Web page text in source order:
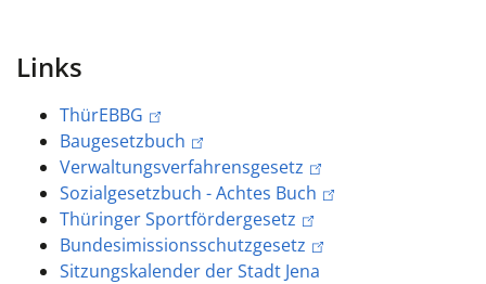
Links
ThürEBBG
Baugesetzbuch
Verwaltungsverfahrensgesetz
Sozialgesetzbuch - Achtes Buch
Thüringer Sportfördergesetz
Bundesimissionsschutzgesetz
Sitzungskalender der Stadt Jena